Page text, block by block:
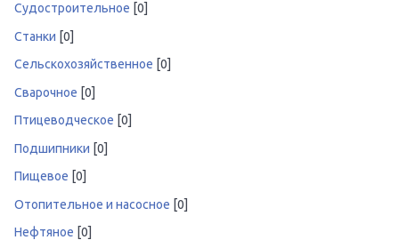
Судостроительное [0]
Станки [0]
Сельскохозяйственное [0]
Сварочное [0]
Птицеводческое [0]
Подшипники [0]
Пищевое [0]
Отопительное и насосное [0]
Нефтяное [0]